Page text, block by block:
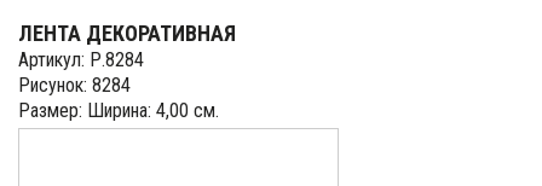
ЛЕНТА ДЕКОРАТИВНАЯ
Артикул: Р.8284
Рисунок: 8284
Размер: Ширина: 4,00 см.